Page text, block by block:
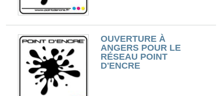
OUVERTURE À
ANGERS POUR LE
RÉSEAU POINT
D'ENCRE